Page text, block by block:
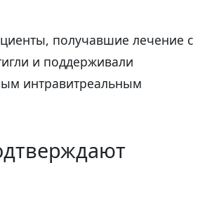
получавшие лечение с
и поддерживали
интравитреальным